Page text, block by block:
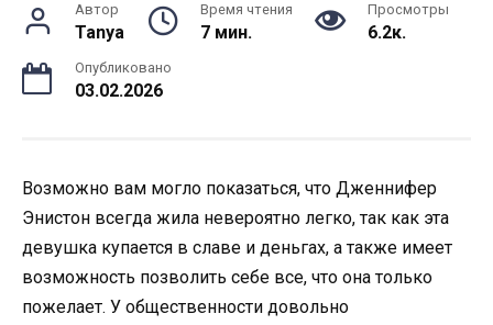
Автор
Tanya
Время чтения
7 мин.
Просмотры
6.2к.
Опубликовано
03.02.2026
Возможно вам могло показаться, что Дженнифер
Энистон всегда жила невероятно легко, так как эта
девушка купается в славе и деньгах, а также имеет
возможность позволить себе все, что она только
пожелает. У общественности довольно